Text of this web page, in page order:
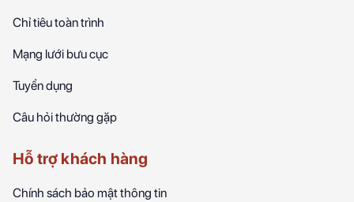
Chỉ tiêu toàn trình
Mạng lưới bưu cục
Tuyển dụng
Câu hỏi thường gặp
Hỗ trợ khách hàng
Chính sách bảo mật thông tin